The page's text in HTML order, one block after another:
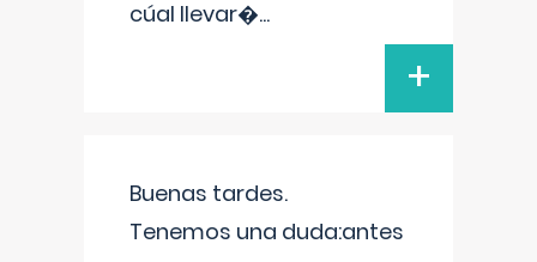
cúal llevar�...
+
Buenas tardes.
Tenemos una duda:antes